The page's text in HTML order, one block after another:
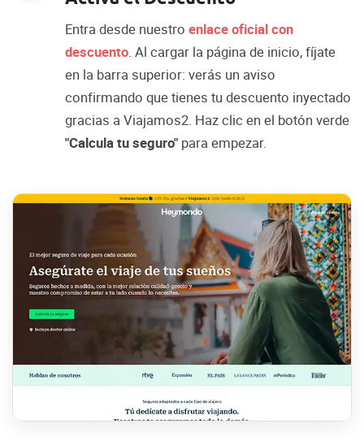
Entra desde nuestro enlace oficial con
descuento. Al cargar la página de inicio, fíjate
en la barra superior: verás un aviso
confirmando que tienes tu descuento inyectado
gracias a Viajamos2. Haz clic en el botón verde
"Calcula tu seguro" para empezar.